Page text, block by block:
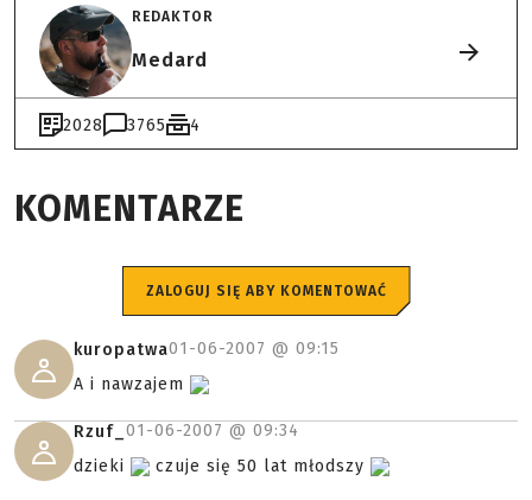
REDAKTOR
Medard
2028 3765 4
KOMENTARZE
ZALOGUJ SIĘ ABY KOMENTOWAĆ
kuropatwa01-06-2007 @ 09:15
A i nawzajem
Rzuf_ 01-06-2007 @ 09:34
dzieki
czuje się 50 lat młodszy